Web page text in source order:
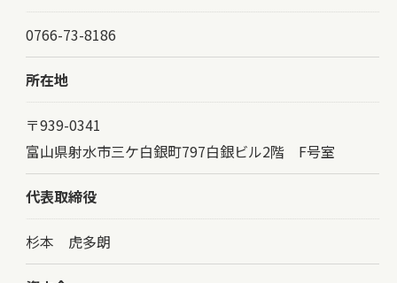
0766-73-8186
所在地
〒939-0341
富山県射水市三ケ白銀町797白銀ビル2階 F号室
代表取締役
杉本 虎多朗